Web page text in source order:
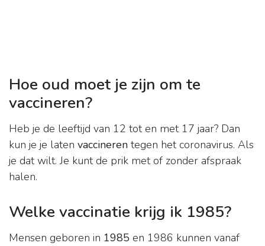
Hoe oud moet je zijn om te
vaccineren?
Heb je de leeftijd van 12 tot en met 17 jaar? Dan
kun je je laten vaccineren tegen het coronavirus. Als
je dat wilt. Je kunt de prik met of zonder afspraak
halen.
Welke vaccinatie krijg ik 1985?
Mensen geboren in 1985 en 1986 kunnen vanaf